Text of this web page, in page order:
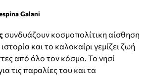
Galani
συνδυάζουν κοσμοπολίτικη αίσθηση
και το καλοκαίρι γεμίζει ζωή
από όλο τον κόσμο. Το νησί
τις παραλίες του και τα